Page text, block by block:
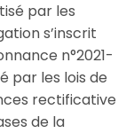
par les
s’inscrit
n°2021-
par les lois de
rectificative
de la